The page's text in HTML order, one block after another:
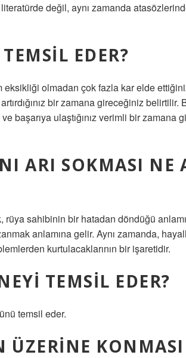
literatürde değil, aynı zamanda
EDER?
olmadan çok fazla kar elde
artırdığınız bir zamana gireceğiniz
başarıya ulaştığınız verimli bir zamana
ARI SOKMASI NE
rüya sahibinin bir hatadan döndüğü
anlamına gelir. Aynı zamanda,
kurtulacaklarının bir işaretidir.
TEMSIL EDER?
temsil eder.
ÜZERINE